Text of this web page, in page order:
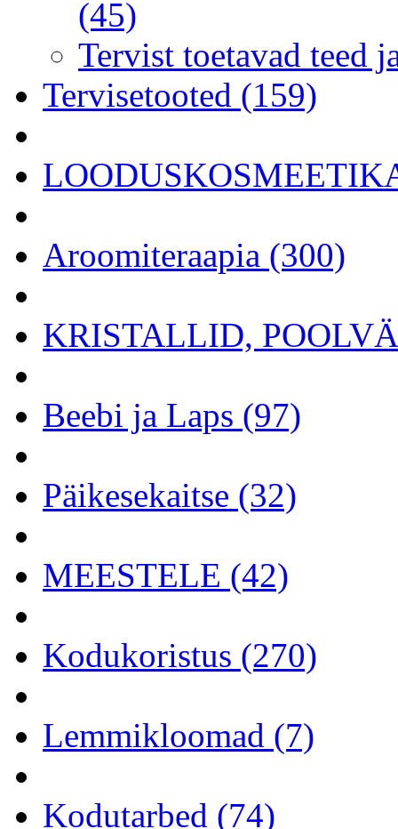
(45)
Tervist toetavad teed
Tervisetooted (159)
Aroomiteraapia (300)
KRISTALLID,
Beebi ja Laps (97)
Päikesekaitse (32)
MEESTELE (42)
Kodukoristus (270)
Lemmikloomad (7)
Kodutarbed (74)